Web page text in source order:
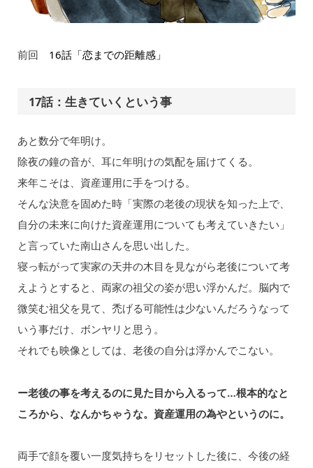
前回 16話「恋までの距離感」
17話：生きていくという事
あと数分で年明け。
除夜の鐘の音が、耳に年明けの気配を届けてくる。
来年こそは、資産運用に手をつける。
そんな決意を固めた時「実際の老後の現状を知った上で、
自分の未来に向けた資産運用についても考えていきたい」
と言っていた南山さんを思い出した。
寝っ転がって実家の天井の木目を見ながら老後について考
えようとすると、両家の祖父の姿が思い浮かんだ。脳内で
微笑む祖父を見て、禿げる可能性は少ないんだろうなって
いう事だけ、ボンヤリと思う。
それでも映像としては、老後の自分は浮かんでこない。
ー老後の事を考えるのに見た目から入るって…根本的なと
ころから、なんかちゃうな。資産運用の為やというのに。
両手で顔を覆い一度気持ちをリセットした後に、今後の経